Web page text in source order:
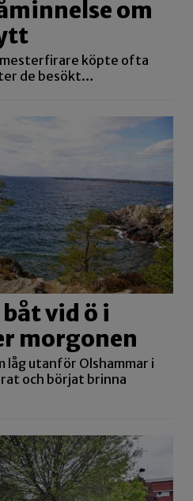
om
köpte ofta
de besökt…
vid ö i
morgonen
låg utanför Olshammar i
och börjat brinna